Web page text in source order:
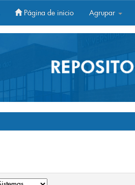
Página de inicio Agrupar